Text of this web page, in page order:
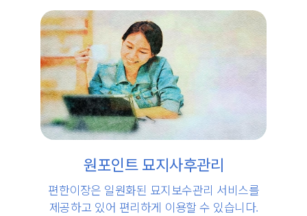
원포인트 묘지사후관리
편한이장은 일원화된 묘지보수관리 서비스를
제공하고 있어 편리하게 이용할 수 있습니다.